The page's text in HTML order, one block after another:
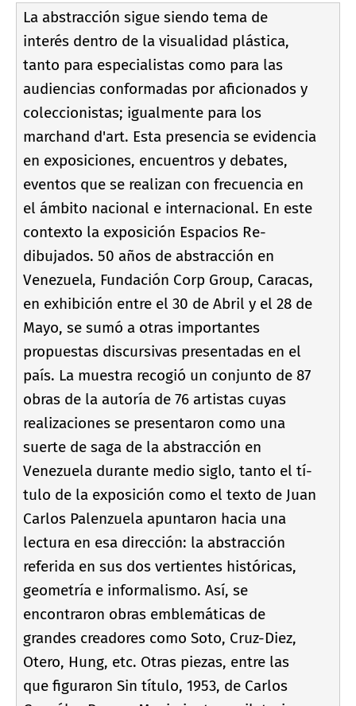
La abstracción sigue siendo tema de
interés dentro de la visualidad plástica,
tanto para especialistas como para las
audiencias conformadas por aficionados y
coleccionistas; igualmente para los
marchand d'art. Esta presencia se evidencia
en exposiciones, encuentros y debates,
eventos que se realizan con frecuencia en
el ámbito nacional e internacional. En este
contexto la exposición Espacios Re-
dibujados. 50 años de abstracción en
Venezuela, Fundación Corp Group, Caracas,
en exhibición entre el 30 de Abril y el 28 de
Mayo, se sumó a otras importantes
propuestas discursivas presentadas en el
paí­s. La muestra recogió un conjunto de 87
obras de la autorí­a de 76 artistas cuyas
realizaciones se presentaron como una
suerte de saga de la abstracción en
Venezuela durante medio siglo, tanto el tí­
tulo de la exposición como el texto de Juan
Carlos Palenzuela apuntaron hacia una
lectura en esa dirección: la abstracción
referida en sus dos vertientes históricas,
geometrí­a e informalismo. Así­, se
encontraron obras emblemáticas de
grandes creadores como Soto, Cruz-Diez,
Otero, Hung, etc. Otras piezas, entre las
que figuraron Sin tí­tulo, 1953, de Carlos